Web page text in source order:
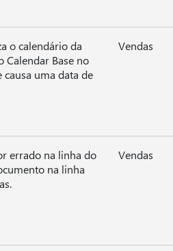
o calendário da
Calendar Base no
uma data de
Vendas
errado na linha do
na linha
Vendas